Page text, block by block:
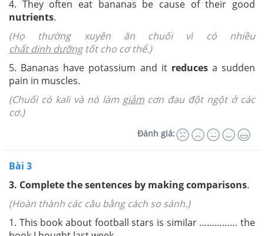
4. They often eat bananas be cause of their good
nutrients.
(Họ thường xuyên ăn chuối vì có nhiều
chất dinh dưỡngtốt cho cơ thể.)
5. Bananas have potassium and it reducesa sudden
pain in muscles.
(Chuối có kali và nó làm giảmcơn đau đột ngột ở các
cơ.)
Đánh giá:
Bài 3
3. Complete the sentences by making comparisons.
(Hoàn thành các câu bằng cách so sánh.)
1. This book about football stars is similar …………… the